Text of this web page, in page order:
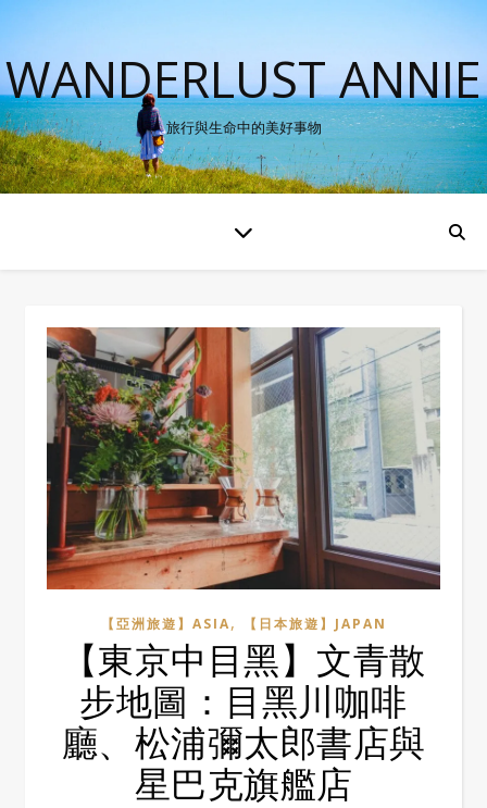
WANDERLUST ANNIE
旅行與生命中的美好事物
【亞洲旅遊】ASIA, 【日本旅遊】JAPAN
【東京中目黑】文青散
步地圖：目黑川咖啡
廳、松浦彌太郎書店與
星巴克旗艦店